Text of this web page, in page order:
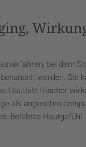
bei dem
werden. Sie
Hautbild frischer
als angenehm
belebtes Hautgefühl.